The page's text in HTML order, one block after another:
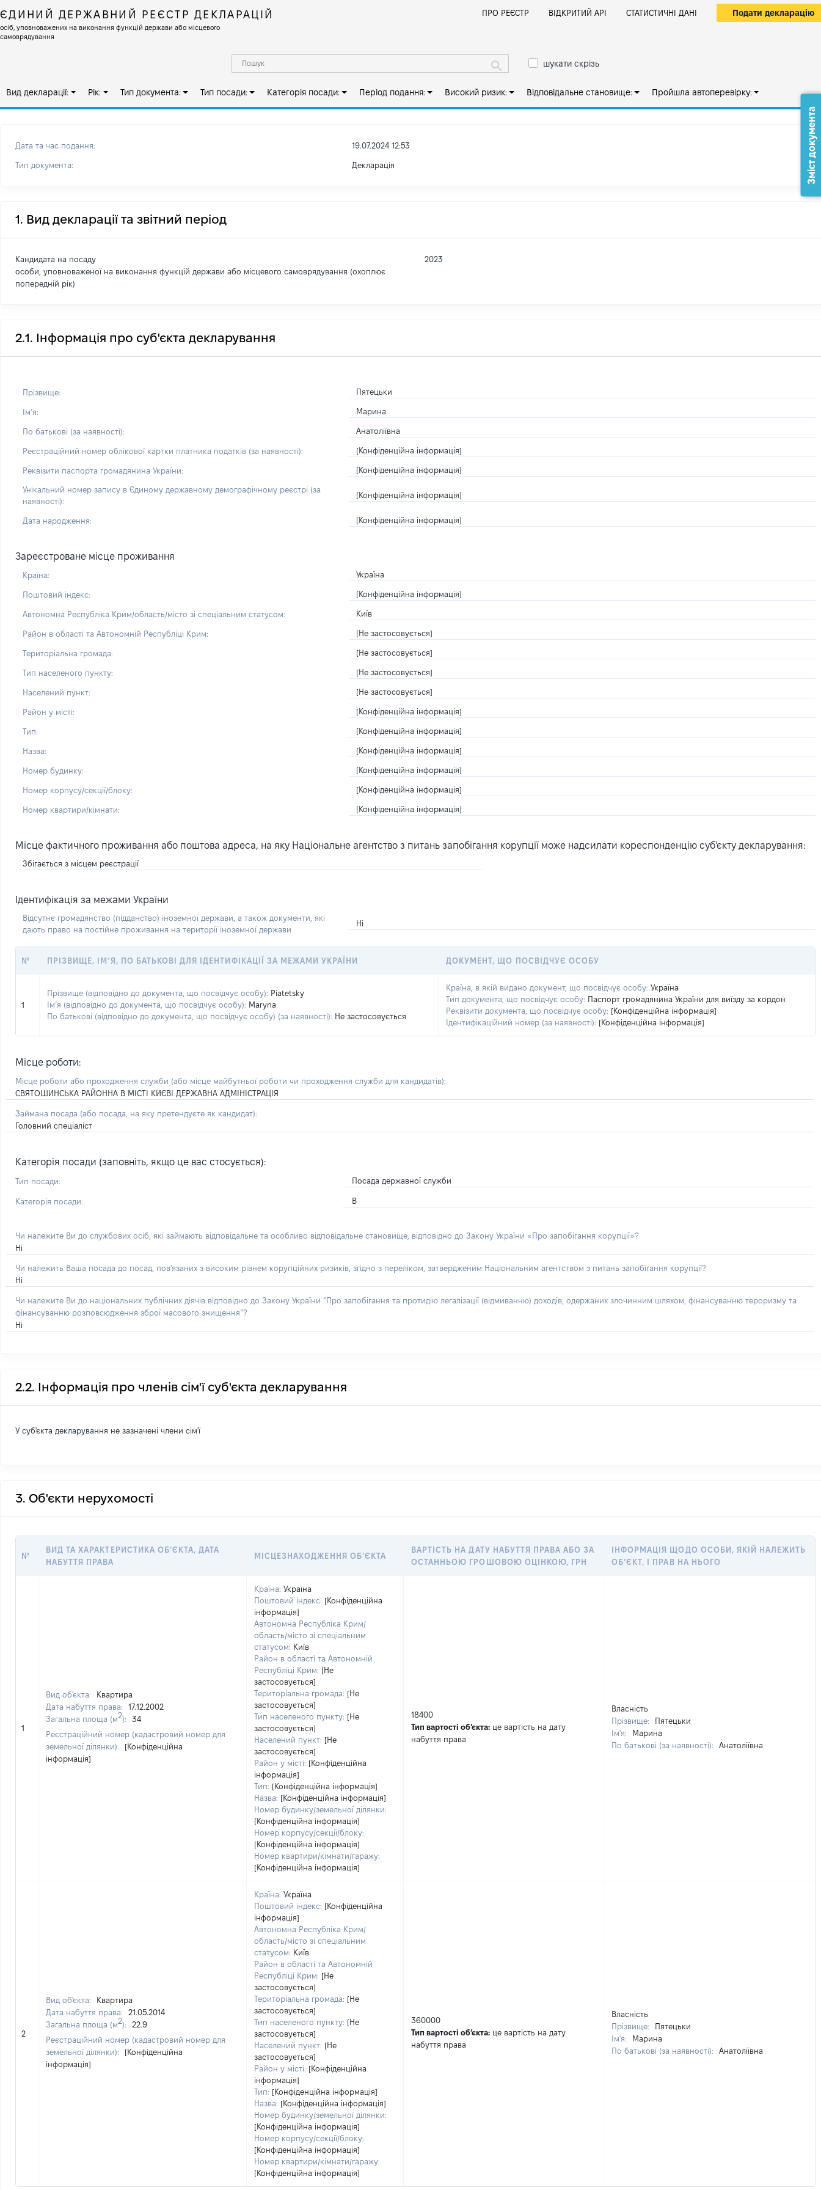
ЄДИНИЙ ДЕРЖАВНИЙ РЕЄСТР ДЕКЛАРАЦІЙ
осіб, уповноважених на виконання функцій держави або місцевого
самоврядування
ПРО РЕЄСТР ВІДКРИТИЙ АРІ СТАТИСТИЧНІ ДАНІ Подати декларацію
шукати скрізь
Вид декларації: Рік: Тип документа: Тип посади: Категорія посади: Період подання: Високий ризик: Відповідальне становище: Пройшла автоперевірку:
Дата та час подання: 19.07.2024 12:53
Тип документа: Декларація
1. Вид декларації та звітний період
Кандидата на посаду
особи, уповноваженої на виконання функцій держави або місцевого самоврядування (охоплює
попередній рік)
2023
2.1. Інформація про суб'єкта декларування
Прізвище: Пятецьки
Імʼя: Марина
По батькові (за наявності): Анатоліївна
Реєстраційний номер облікової картки платника податків (за наявності): [Конфіденційна інформація]
Реквізити паспорта громадянина України: [Конфіденційна інформація]
Унікальний номер запису в Єдиному державному демографічному реєстрі (за
наявності):
[Конфіденційна інформація]
Дата народження: [Конфіденційна інформація]
Зареєстроване місце проживання
Країна: Україна
Поштовий індекс: [Конфіденційна інформація]
Автономна Республіка Крим/область/місто зі спеціальним статусом: Київ
Район в області та Автономній Республіці Крим: [Не застосовується]
Територіальна громада: [Не застосовується]
Тип населеного пункту: [Не застосовується]
Населений пункт: [Не застосовується]
Район у місті: [Конфіденційна інформація]
Тип: [Конфіденційна інформація]
Назва: [Конфіденційна інформація]
Номер будинку: [Конфіденційна інформація]
Номер корпусу/секції/блоку: [Конфіденційна інформація]
Номер квартири/кімнати: [Конфіденційна інформація]
Місце фактичного проживання або поштова адреса, на яку Національне агентство з питань запобігання корупції може надсилати кореспонденцію суб'єкту декларування:
Збігається з місцем реєстрації
Ідентифікація за межами України
Відсутнє громадянство (підданство) іноземної держави, а також документи, які
дають право на постійне проживання на території іноземної держави
Ні
№ ПРІЗВИЩЕ, ІМ’Я, ПО БАТЬКОВІ ДЛЯ ІДЕНТИФІКАЦІЇ ЗА МЕЖАМИ УКРАЇНИ ДОКУМЕНТ, ЩО ПОСВІДЧУЄ ОСОБУ
1
Прізвище (відповідно до документа, що посвідчує особу): Piatetsky
Ім’я (відповідно до документа, що посвідчує особу): Maryna
По батькові (відповідно до документа, що посвідчує особу) (за наявності): Не застосовується
Країна, в якій видано документ, що посвідчує особу: Україна
Тип документа, що посвідчує особу: Паспорт громадянина України для виїзду за кордон
Реквізити документа, що посвідчує особу: [Конфіденційна інформація]
Ідентифікаційний номер (за наявності): [Конфіденційна інформація]
Місце роботи:
Місце роботи або проходження служби (або місце майбутньої роботи чи проходження служби для кандидатів):
СВЯТОШИНСЬКА РАЙОННА В МІСТІ КИЄВІ ДЕРЖАВНА АДМІНІСТРАЦІЯ
Займана посада (або посада, на яку претендуєте як кандидат):
Головний спеціаліст
Категорія посади (заповніть, якщо це вас стосується):
Тип посади: Посада державної служби
Категорія посади: В
Чи належите Ви до службових осіб, які займають відповідальне та особливо відповідальне становище, відповідно до Закону України «Про запобігання корупції»?
Ні
Чи належить Ваша посада до посад, пов'язаних з високим рівнем корупційних ризиків, згідно з переліком, затвердженим Національним агентством з питань запобігання корупції?
Ні
Чи належите Ви до національних публічних діячів відповідно до Закону України “Про запобігання та протидію легалізації (відмиванню) доходів, одержаних злочинним шляхом, фінансуванню тероризму та
фінансуванню розповсюдження зброї масового знищення”?
Ні
2.2. Інформація про членів сім'ї суб'єкта декларування
У суб'єкта декларування не зазначені члени сім'ї
3. Об'єкти нерухомості
№
ВИД ТА ХАРАКТЕРИСТИКА ОБʼЄКТА, ДАТА
НАБУТТЯ ПРАВА
МІСЦЕЗНАХОДЖЕННЯ ОБʼЄКТА
ВАРТІСТЬ НА ДАТУ НАБУТТЯ ПРАВА АБО ЗА
ОСТАННЬОЮ ГРОШОВОЮ ОЦІНКОЮ, ГРН
ІНФОРМАЦІЯ ЩОДО ОСОБИ, ЯКІЙ НАЛЕЖИТЬ
ОБ’ЄКТ, І ПРАВ НА НЬОГО
1
Вид об'єкта:
Квартира
Дата набуття права:
17.12.2002
Загальна площа (м2):
34
Реєстраційний номер (кадастровий номер для
земельної ділянки):
[Конфіденційна
інформація]
Країна: Україна
Поштовий індекс: [Конфіденційна
інформація]
Автономна Республіка Крим/
область/місто зі спеціальним
статусом: Київ
Район в області та Автономній
Республіці Крим: [Не
застосовується]
Територіальна громада: [Не
застосовується]
Тип населеного пункту: [Не
застосовується]
Населений пункт: [Не
застосовується]
Район у місті: [Конфіденційна
інформація]
Тип: [Конфіденційна інформація]
Назва: [Конфіденційна інформація]
Номер будинку/земельної ділянки:
[Конфіденційна інформація]
Номер корпусу/секції/блоку:
[Конфіденційна інформація]
Номер квартири/кімнати/гаражу:
[Конфіденційна інформація]
18400
Тип вартості обʼєкта: це вартість на дату
набуття права
Власність
Прізвище:
Пятецьки
Ім'я:
Марина
По батькові (за наявності):
Анатоліївна
2
Вид об'єкта:
Квартира
Дата набуття права:
21.05.2014
Загальна площа (м2):
22.9
Реєстраційний номер (кадастровий номер для
земельної ділянки):
[Конфіденційна
інформація]
Країна: Україна
Поштовий індекс: [Конфіденційна
інформація]
Автономна Республіка Крим/
область/місто зі спеціальним
статусом: Київ
Район в області та Автономній
Республіці Крим: [Не
застосовується]
Територіальна громада: [Не
застосовується]
Тип населеного пункту: [Не
застосовується]
Населений пункт: [Не
застосовується]
Район у місті: [Конфіденційна
інформація]
Тип: [Конфіденційна інформація]
Назва: [Конфіденційна інформація]
Номер будинку/земельної ділянки:
[Конфіденційна інформація]
Номер корпусу/секції/блоку:
[Конфіденційна інформація]
Номер квартири/кімнати/гаражу:
[Конфіденційна інформація]
360000
Тип вартості обʼєкта: це вартість на дату
набуття права
Власність
Прізвище:
Пятецьки
Ім'я:
Марина
По батькові (за наявності):
Анатоліївна
Зміст документа